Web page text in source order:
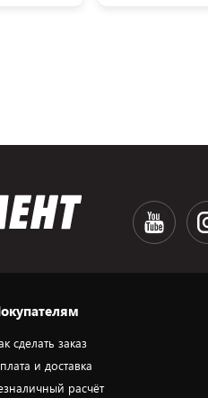
сделать заказ
и доставка
расчёт